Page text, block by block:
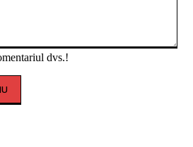
dvs.!